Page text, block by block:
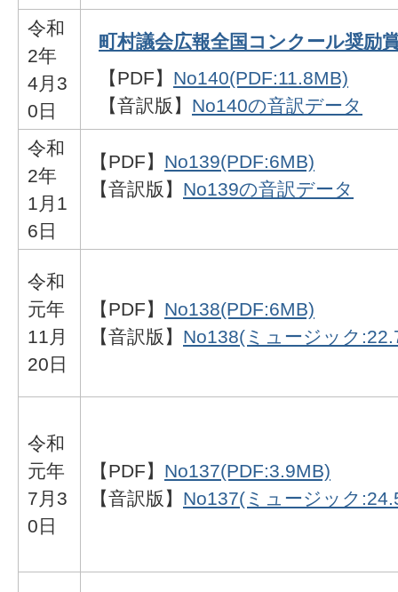
令和
2年
4月3
0日
町村議会広報全国コンクール奨励
【PDF】 No140(PDF:11.8MB)
【音訳版】 No140の音訳データ
令和
2年
1月1
6日
【PDF】 No139(PDF:6MB)
【音訳版】 No139の音訳データ
令和
元年
11月
20日
【PDF】 No138(PDF:6MB)
【音訳版】 No138(ミュージック
令和
元年
7月3
0日
【PDF】 No137(PDF:3.9MB)
【音訳版】 No137(ミュージック